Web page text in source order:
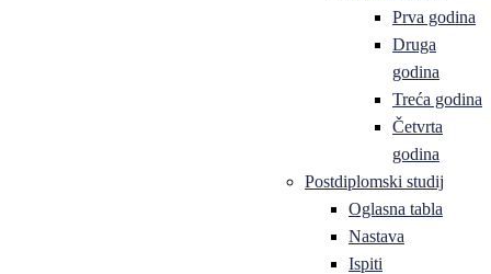
Prva godina
Druga
godina
Treća godina
Četvrta
godina
Postdiplomski studij
Oglasna tabla
Nastava
Ispiti